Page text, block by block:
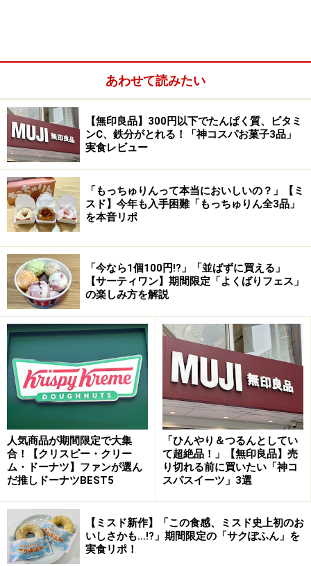
「国産小麦粉で作ったミルクティードーナツ」432円（税
人気第3位は「国産小麦粉で作ったミルクティードーナ
ツ」432円（税込）。リプトンコラボの商品は、ミルク
ティー、レモンティー、アップルティーフレーバーが楽
しめる商品が15種類もあります。その中でもこちらはリ
プトンのミルクティーをイメージして作られたドーナツ
です。
小分けに包装されているのがうれしい！ ちょっとしたおす
そ分けにもぴったり
袋の中には個包装のドーナツが6個入っています。一つ
ひとつ小分けになっているのがうれしいですよね。会社
の同僚に分けたり、自分へのご褒美にストックもしやす
いです。
あわせて読みたい
【無印良品】300円以下でたんぱく質、ビタミ
ンC、鉄分がとれる！「神コスパお菓子3品」
実食レビュー
「もっちゅりんって本当においしいの？」【ミ
スド】今年も入手困難「もっちゅりん全3品」
を本音リポ
「今なら1個100円!?」「並ばずに買える」
【サーティワン】期間限定「よくばりフェス」
の楽しみ方を解説
人気商品が期間限定で大集
合！【クリスピー・クリー
ム・ドーナツ】ファンが選ん
だ推しドーナツBEST5
「ひんやり＆つるんとしてい
て超絶品！」【無印良品】売
り切れる前に買いたい「神コ
スパスイーツ」3選
【ミスド新作】「この食感、ミスド史上初のお
いしさかも…!?」期間限定の「サクぽふん」を
実食リポ！